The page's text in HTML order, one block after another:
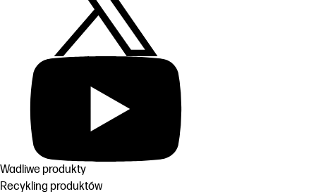
Wadliwe produkty
Recykling produktów